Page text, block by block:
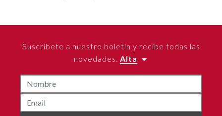
Suscríbete a nuestro boletín y recibe todas las
novedades. Alta